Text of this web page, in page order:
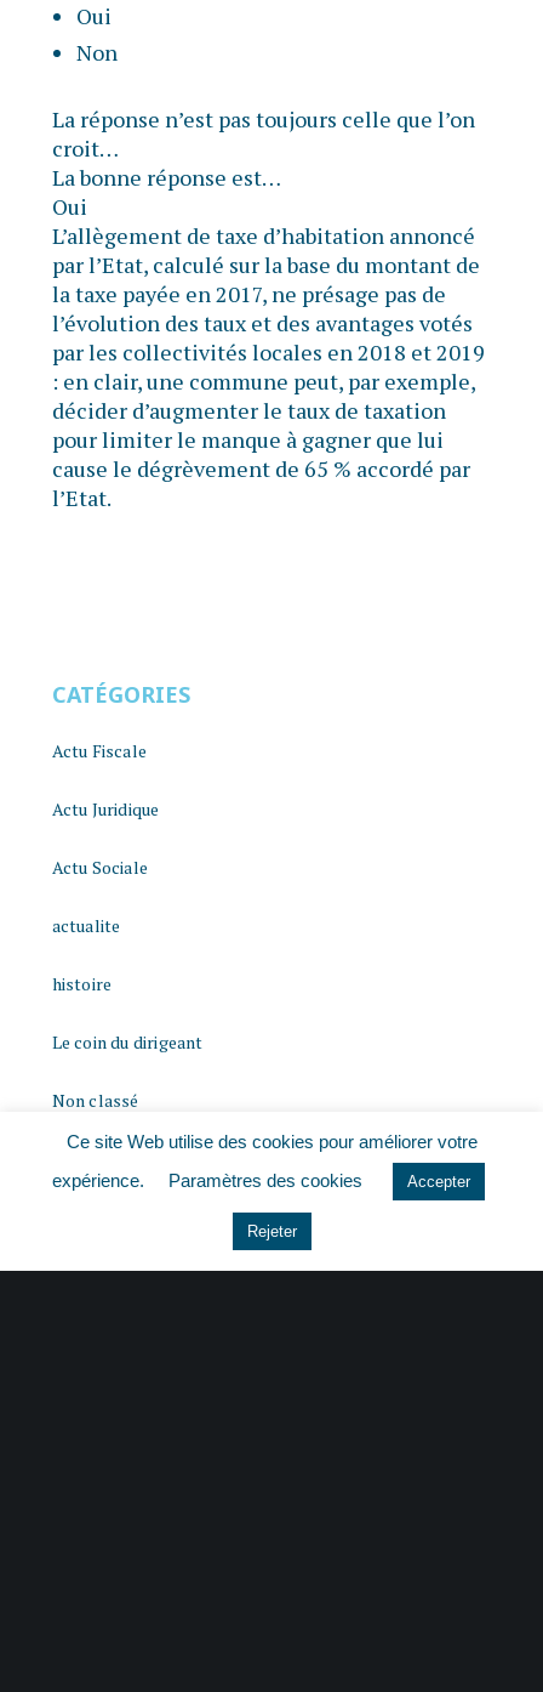
Oui
Non
La réponse n’est pas toujours celle que l’on
croit…
La bonne réponse est…
Oui
L’allègement de taxe d’habitation annoncé
par l’Etat, calculé sur la base du montant de
la taxe payée en 2017, ne présage pas de
l’évolution des taux et des avantages votés
par les collectivités locales en 2018 et 2019
: en clair, une commune peut, par exemple,
décider d’augmenter le taux de taxation
pour limiter le manque à gagner que lui
cause le dégrèvement de 65 % accordé par
l’Etat.
CATÉGORIES
Actu Fiscale
Actu Juridique
Actu Sociale
actualite
histoire
Le coin du dirigeant
Non classé
Ce site Web utilise des cookies pour améliorer votre
expérience.
Paramètres des cookies Accepter
Rejeter